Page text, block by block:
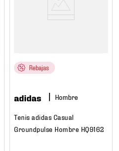
Rebajas
adidas Hombre
Tenis adidas Casual
Groundpulse Hombre HQ9162